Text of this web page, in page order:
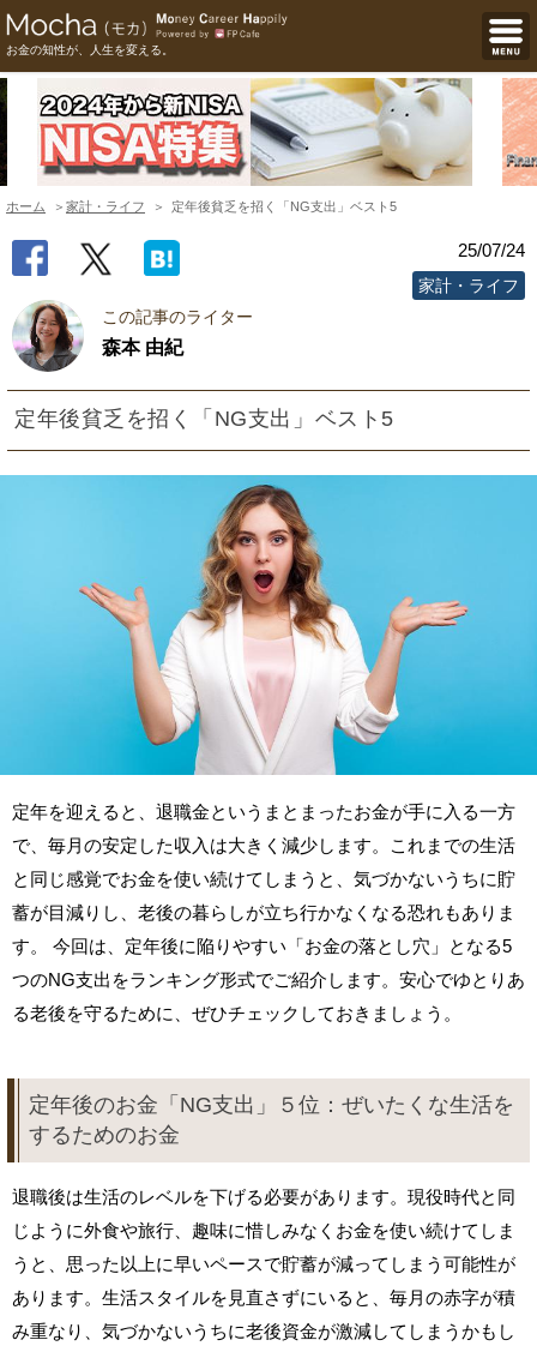
お金の知性が、人生を変える。
ホーム 家計・ライフ 定年後貧乏を招く「NG支出」ベスト5
25/07/24
家計・ライフ
この記事のライター
森本 由紀
定年後貧乏を招く「NG支出」ベスト5
定年を迎えると、退職金というまとまったお金が手に入る一方
で、毎月の安定した収入は大きく減少します。これまでの生活
と同じ感覚でお金を使い続けてしまうと、気づかないうちに貯
蓄が目減りし、老後の暮らしが立ち行かなくなる恐れもありま
す。 今回は、定年後に陥りやすい「お金の落とし穴」となる5
つのNG支出をランキング形式でご紹介します。安心でゆとりあ
る老後を守るために、ぜひチェックしておきましょう。
定年後のお金「NG支出」５位：ぜいたくな生活を
するためのお金
退職後は生活のレベルを下げる必要があります。現役時代と同
じように外食や旅行、趣味に惜しみなくお金を使い続けてしま
うと、思った以上に早いペースで貯蓄が減ってしまう可能性が
あります。生活スタイルを見直さずにいると、毎月の赤字が積
み重なり、気づかないうちに老後資金が激減してしまうかもし